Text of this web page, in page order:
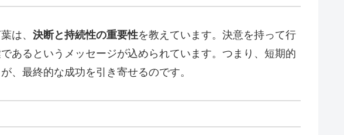
は、 決断と持続性の重要性を教えています。決意を持って行
あるというメッセージが込められています。つまり、短期的
、最終的な成功を引き寄せるのです。